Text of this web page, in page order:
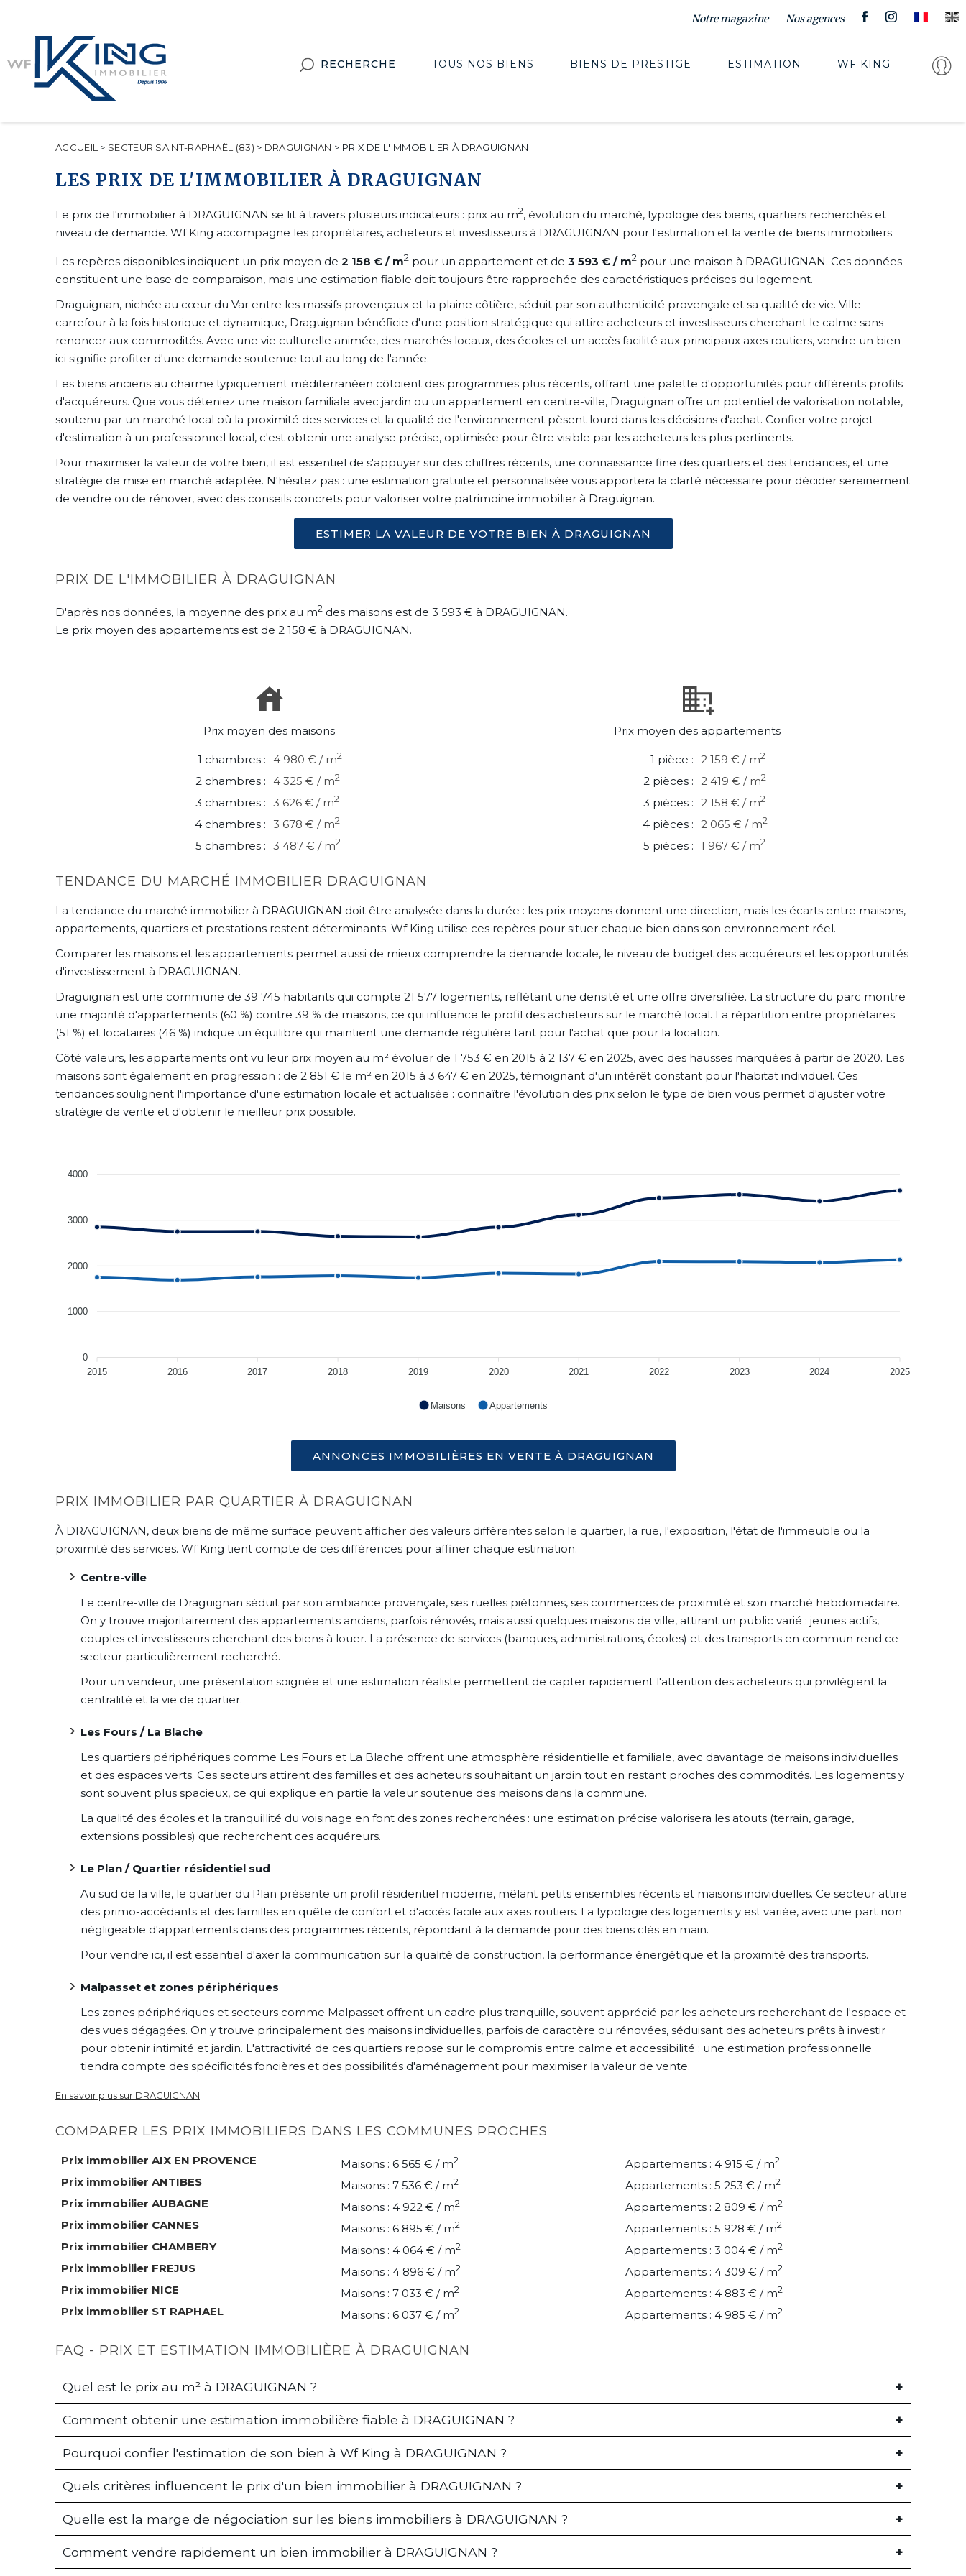
Notre magazine Nos agences
RECHERCHE TOUS NOS BIENS BIENS DE PRESTIGE ESTIMATION WF KING
ACCUEIL > SECTEUR SAINT-RAPHAËL (83) > DRAGUIGNAN > PRIX DE L'IMMOBILIER À DRAGUIGNAN
LES PRIX DE L'IMMOBILIER À DRAGUIGNAN
Le prix de l'immobilier à DRAGUIGNAN se lit à travers plusieurs indicateurs : prix au m2, évolution du marché, typologie des biens, quartiers recherchés et
niveau de demande. Wf King accompagne les propriétaires, acheteurs et investisseurs à DRAGUIGNAN pour l'estimation et la vente de biens immobiliers.
Les repères disponibles indiquent un prix moyen de 2 158 € / m2 pour un appartement et de 3 593 € / m2 pour une maison à DRAGUIGNAN. Ces données
constituent une base de comparaison, mais une estimation fiable doit toujours être rapprochée des caractéristiques précises du logement.
Draguignan, nichée au cœur du Var entre les massifs provençaux et la plaine côtière, séduit par son authenticité provençale et sa qualité de vie. Ville
carrefour à la fois historique et dynamique, Draguignan bénéficie d'une position stratégique qui attire acheteurs et investisseurs cherchant le calme sans
renoncer aux commodités. Avec une vie culturelle animée, des marchés locaux, des écoles et un accès facilité aux principaux axes routiers, vendre un bien
ici signifie profiter d'une demande soutenue tout au long de l'année.
Les biens anciens au charme typiquement méditerranéen côtoient des programmes plus récents, offrant une palette d'opportunités pour différents profils
d'acquéreurs. Que vous déteniez une maison familiale avec jardin ou un appartement en centre-ville, Draguignan offre un potentiel de valorisation notable,
soutenu par un marché local où la proximité des services et la qualité de l'environnement pèsent lourd dans les décisions d'achat. Confier votre projet
d'estimation à un professionnel local, c'est obtenir une analyse précise, optimisée pour être visible par les acheteurs les plus pertinents.
Pour maximiser la valeur de votre bien, il est essentiel de s'appuyer sur des chiffres récents, une connaissance fine des quartiers et des tendances, et une
stratégie de mise en marché adaptée. N'hésitez pas : une estimation gratuite et personnalisée vous apportera la clarté nécessaire pour décider sereinement
de vendre ou de rénover, avec des conseils concrets pour valoriser votre patrimoine immobilier à Draguignan.
ESTIMER LA VALEUR DE VOTRE BIEN À DRAGUIGNAN
PRIX DE L'IMMOBILIER À DRAGUIGNAN
D'après nos données, la moyenne des prix au m2 des maisons est de 3 593 € à DRAGUIGNAN.
Le prix moyen des appartements est de 2 158 € à DRAGUIGNAN.
Prix moyen des maisons
1 chambres : 4 980 € / m2
2 chambres : 4 325 € / m2
3 chambres : 3 626 € / m2
4 chambres : 3 678 € / m2
5 chambres : 3 487 € / m2
Prix moyen des appartements
1 pièce : 2 159 € / m2
2 pièces : 2 419 € / m2
3 pièces : 2 158 € / m2
4 pièces : 2 065 € / m2
5 pièces : 1 967 € / m2
TENDANCE DU MARCHÉ IMMOBILIER DRAGUIGNAN
La tendance du marché immobilier à DRAGUIGNAN doit être analysée dans la durée : les prix moyens donnent une direction, mais les écarts entre maisons,
appartements, quartiers et prestations restent déterminants. Wf King utilise ces repères pour situer chaque bien dans son environnement réel.
Comparer les maisons et les appartements permet aussi de mieux comprendre la demande locale, le niveau de budget des acquéreurs et les opportunités
d'investissement à DRAGUIGNAN.
Draguignan est une commune de 39 745 habitants qui compte 21 577 logements, reflétant une densité et une offre diversifiée. La structure du parc montre
une majorité d'appartements (60 %) contre 39 % de maisons, ce qui influence le profil des acheteurs sur le marché local. La répartition entre propriétaires
(51 %) et locataires (46 %) indique un équilibre qui maintient une demande régulière tant pour l'achat que pour la location.
Côté valeurs, les appartements ont vu leur prix moyen au m² évoluer de 1 753 € en 2015 à 2 137 € en 2025, avec des hausses marquées à partir de 2020. Les
maisons sont également en progression : de 2 851 € le m² en 2015 à 3 647 € en 2025, témoignant d'un intérêt constant pour l'habitat individuel. Ces
tendances soulignent l'importance d'une estimation locale et actualisée : connaître l'évolution des prix selon le type de bien vous permet d'ajuster votre
stratégie de vente et d'obtenir le meilleur prix possible.
4000
3000
2000
1000
0
2015
2016 2017 2018 2019 2020 2021 2022 2023 2024 2025
Maisons Appartements
ANNONCES IMMOBILIÈRES EN VENTE À DRAGUIGNAN
PRIX IMMOBILIER PAR QUARTIER À DRAGUIGNAN
À DRAGUIGNAN, deux biens de même surface peuvent afficher des valeurs différentes selon le quartier, la rue, l'exposition, l'état de l'immeuble ou la
proximité des services. Wf King tient compte de ces différences pour affiner chaque estimation.
Centre-ville
Le centre-ville de Draguignan séduit par son ambiance provençale, ses ruelles piétonnes, ses commerces de proximité et son marché hebdomadaire.
On y trouve majoritairement des appartements anciens, parfois rénovés, mais aussi quelques maisons de ville, attirant un public varié : jeunes actifs,
couples et investisseurs cherchant des biens à louer. La présence de services (banques, administrations, écoles) et des transports en commun rend ce
secteur particulièrement recherché.
Pour un vendeur, une présentation soignée et une estimation réaliste permettent de capter rapidement l'attention des acheteurs qui privilégient la
centralité et la vie de quartier.
Les Fours / La Blache
Les quartiers périphériques comme Les Fours et La Blache offrent une atmosphère résidentielle et familiale, avec davantage de maisons individuelles
et des espaces verts. Ces secteurs attirent des familles et des acheteurs souhaitant un jardin tout en restant proches des commodités. Les logements y
sont souvent plus spacieux, ce qui explique en partie la valeur soutenue des maisons dans la commune.
La qualité des écoles et la tranquillité du voisinage en font des zones recherchées : une estimation précise valorisera les atouts (terrain, garage,
extensions possibles) que recherchent ces acquéreurs.
Le Plan / Quartier résidentiel sud
Au sud de la ville, le quartier du Plan présente un profil résidentiel moderne, mêlant petits ensembles récents et maisons individuelles. Ce secteur attire
des primo-accédants et des familles en quête de confort et d'accès facile aux axes routiers. La typologie des logements y est variée, avec une part non
négligeable d'appartements dans des programmes récents, répondant à la demande pour des biens clés en main.
Pour vendre ici, il est essentiel d'axer la communication sur la qualité de construction, la performance énergétique et la proximité des transports.
Malpasset et zones périphériques
Les zones périphériques et secteurs comme Malpasset offrent un cadre plus tranquille, souvent apprécié par les acheteurs recherchant de l'espace et
des vues dégagées. On y trouve principalement des maisons individuelles, parfois de caractère ou rénovées, séduisant des acheteurs prêts à investir
pour obtenir intimité et jardin. L'attractivité de ces quartiers repose sur le compromis entre calme et accessibilité : une estimation professionnelle
tiendra compte des spécificités foncières et des possibilités d'aménagement pour maximiser la valeur de vente.
En savoir plus sur DRAGUIGNAN
COMPARER LES PRIX IMMOBILIERS DANS LES COMMUNES PROCHES
Prix immobilier AIX EN PROVENCE Maisons : 6 565 € / m2 Appartements : 4 915 € / m2
Prix immobilier ANTIBES Maisons : 7 536 € / m2 Appartements : 5 253 € / m2
Prix immobilier AUBAGNE Maisons : 4 922 € / m2 Appartements : 2 809 € / m2
Prix immobilier CANNES Maisons : 6 895 € / m2 Appartements : 5 928 € / m2
Prix immobilier CHAMBERY Maisons : 4 064 € / m2 Appartements : 3 004 € / m2
Prix immobilier FREJUS Maisons : 4 896 € / m2 Appartements : 4 309 € / m2
Prix immobilier NICE Maisons : 7 033 € / m2 Appartements : 4 883 € / m2
Prix immobilier ST RAPHAEL Maisons : 6 037 € / m2 Appartements : 4 985 € / m2
FAQ - PRIX ET ESTIMATION IMMOBILIÈRE À DRAGUIGNAN
Quel est le prix au m² à DRAGUIGNAN ?
Comment obtenir une estimation immobilière fiable à DRAGUIGNAN ?
Pourquoi confier l'estimation de son bien à Wf King à DRAGUIGNAN ?
Quels critères influencent le prix d'un bien immobilier à DRAGUIGNAN ?
Quelle est la marge de négociation sur les biens immobiliers à DRAGUIGNAN ?
Comment vendre rapidement un bien immobilier à DRAGUIGNAN ?